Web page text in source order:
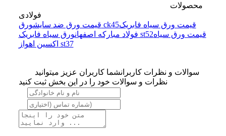
محصولات
فولادی
قیمت ورق ضد سایش ورق ck45قیمت ورق سیاه فابریک
فولاد مبارکه اصفهان ورق سیاه فابریک st52قیمت ورق سیاه
اکسین اهواز st37
سوالات و نظرات کاربرانشما کاربران عزیز میتوانید
نظرات و سوالات خود را در این بخش ثبت کنید